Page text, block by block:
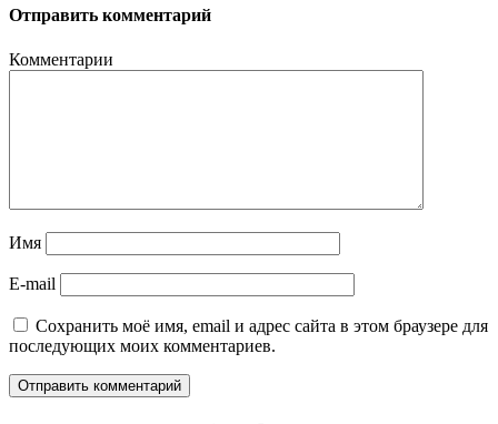
Отправить комментарий
Комментарии
Имя
E-mail
Сохранить моё имя, email и адрес сайта в этом браузере для
последующих моих комментариев.